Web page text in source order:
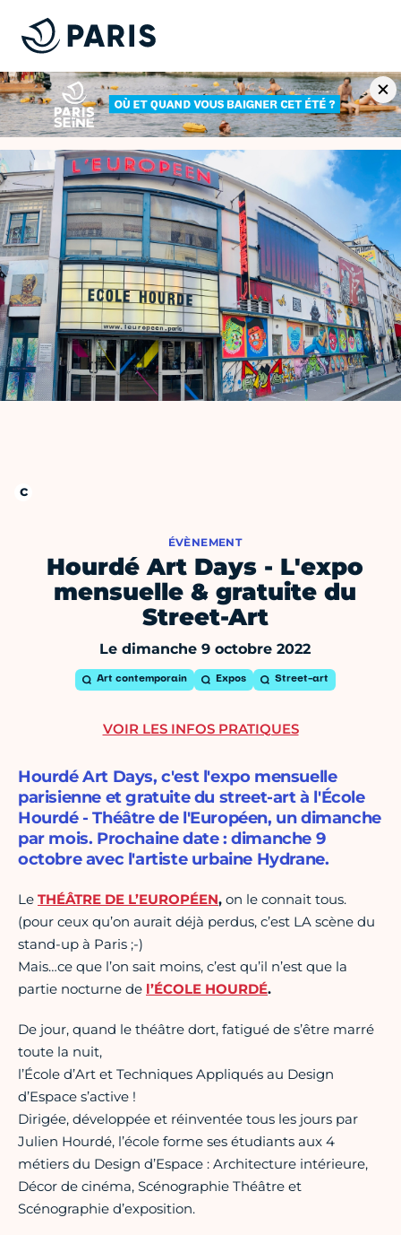
ÉVÈNEMENT
Hourdé Art Days - L'expo
mensuelle & gratuite du
Street-Art
Le dimanche 9 octobre 2022
Art contemporain Expos Street-art
Hourdé Art Days, c'est l'expo mensuelle
parisienne et gratuite du street-art à l'École
Hourdé - Théâtre de l'Européen, un dimanche
par mois. Prochaine date : dimanche 9
octobre avec l'artiste urbaine Hydrane.
Le THÉÂTRE DE L’EUROPÉEN, on le connait tous.
(pour ceux qu’on aurait déjà perdus, c’est LA scène du
stand-up à Paris ;-)
Mais…ce que l’on sait moins, c’est qu’il n’est que la
partie nocturne de l’ÉCOLE HOURDÉ.
De jour, quand le théâtre dort, fatigué de s’être marré
toute la nuit,
l’École d’Art et Techniques Appliqués au Design
d’Espace s’active !
Dirigée, développée et réinventée tous les jours par
Julien Hourdé, l’école forme ses étudiants aux 4
métiers du Design d’Espace : Architecture intérieure,
Décor de cinéma, Scénographie Théâtre et
Scénographie d’exposition.
VOIR LES INFOS PRATIQUES